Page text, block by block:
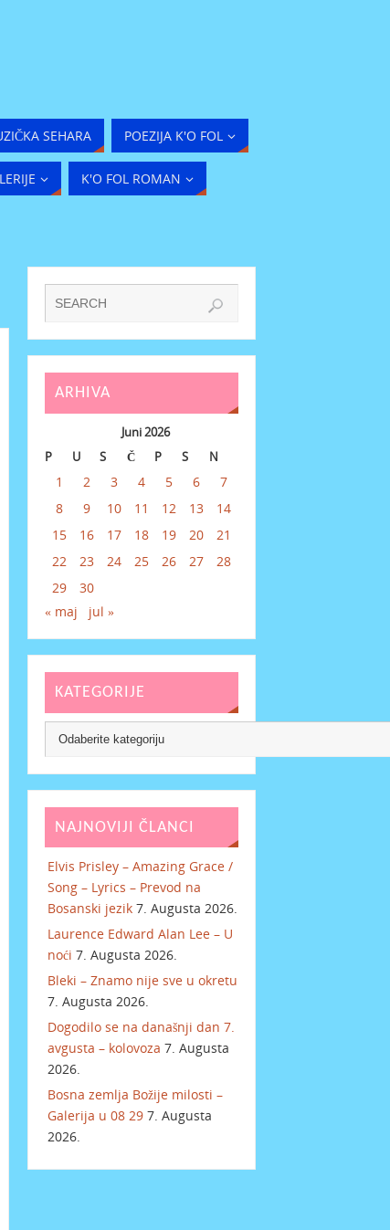
SEHARA POEZIJA K'O FOL
K'O FOL ROMAN
ARHIVA
Juni 2026
P
U S Č P S N
1 2 3 4 5 6
7
8
9 10 11 12 13
14
15
16 17 18 19 20
21
22
23 24 25 26 27
28
29
30
« maj
jul »
KATEGORIJE
NAJNOVIJI ČLANCI
Elvis Prisley – Amazing Grace /
Song – Lyrics – Prevod na
Bosanski jezik 7. Augusta 2026.
Laurence Edward Alan Lee – U
noći 7. Augusta 2026.
Bleki – Znamo nije sve u okretu
7. Augusta 2026.
Dogodilo se na današnji dan 7.
avgusta – kolovoza 7. Augusta
2026.
Bosna zemlja Božije milosti –
Galerija u 08 29 7. Augusta
2026.